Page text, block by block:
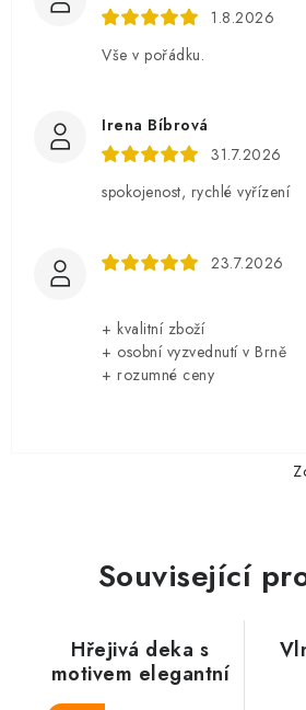
1.8.2026
Vše v pořádku.
Irena Bíbrová
31.7.2026
spokojenost, rychlé vyřízení
23.7.2026
+ kvalitní zboží
+ osobní vyzvednutí v Brně
+ rozumné ceny
Související
Hřejivá deka s
motivem elegantní
kočky, hnědobílá,